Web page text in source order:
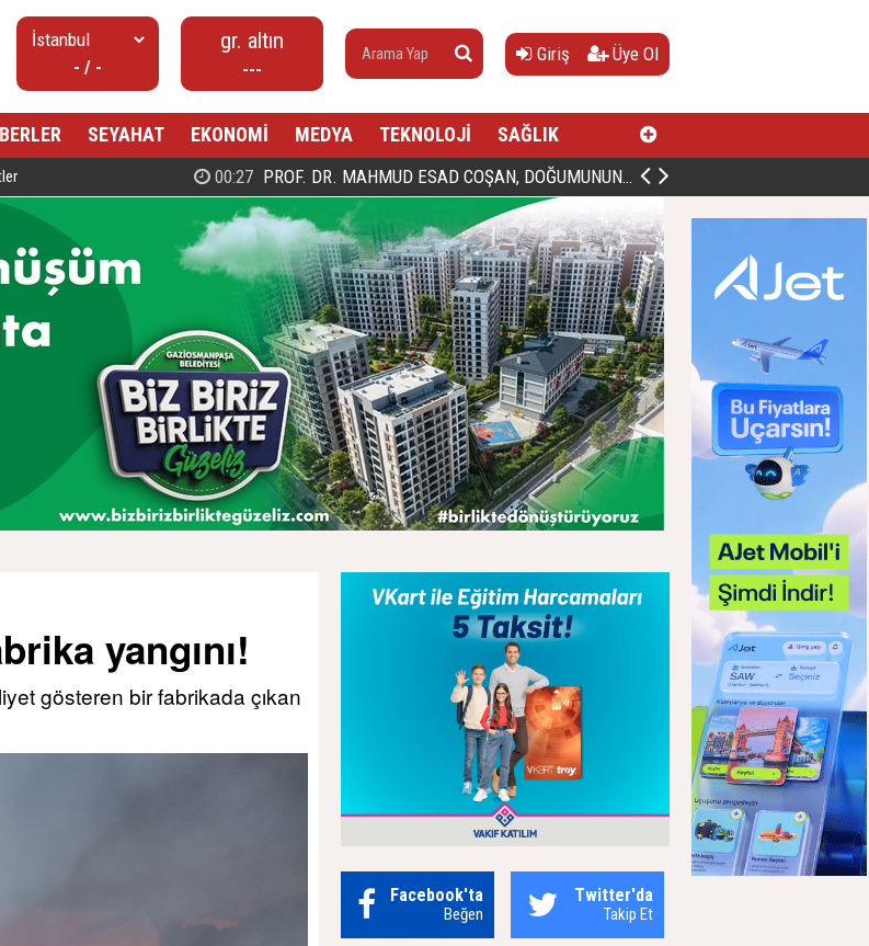
- / -
gr. altın
---
Giriş Üye Ol
SEYAHAT EKONOMİ MEDYA TEKNOLOJİ SAĞLIK
00:27 PROF. DR. MAHMUD ESAD COŞAN, DOĞUMUNUN HİCRÎ 91. YILINDA ELAZIĞ'DA YÂD EDİLECEK
yangını!
gösteren bir fabrikada çıkan
Facebook'ta
Beğen
Twitter'da
Takip Et